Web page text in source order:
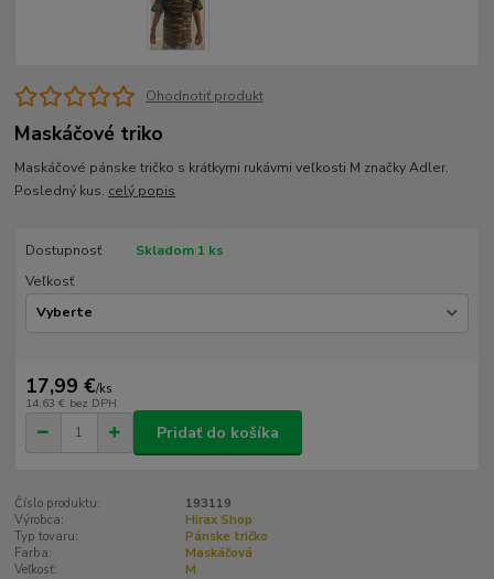
Ohodnotiť produkt
Maskáčové triko
Maskáčové pánske tričko s krátkymi rukávmi veľkosti M značky Adler.
Posledný kus. celý popis
Dostupnosť
Skladom 1 ks
Veľkosť
17,99 €/ks
14,63 € bez DPH
Pridať do košíka
Číslo produktu:
193119
Výrobca:
Hirax Shop
Typ tovaru:
Pánske tričko
Farba:
Maskáčová
Veľkosť:
M